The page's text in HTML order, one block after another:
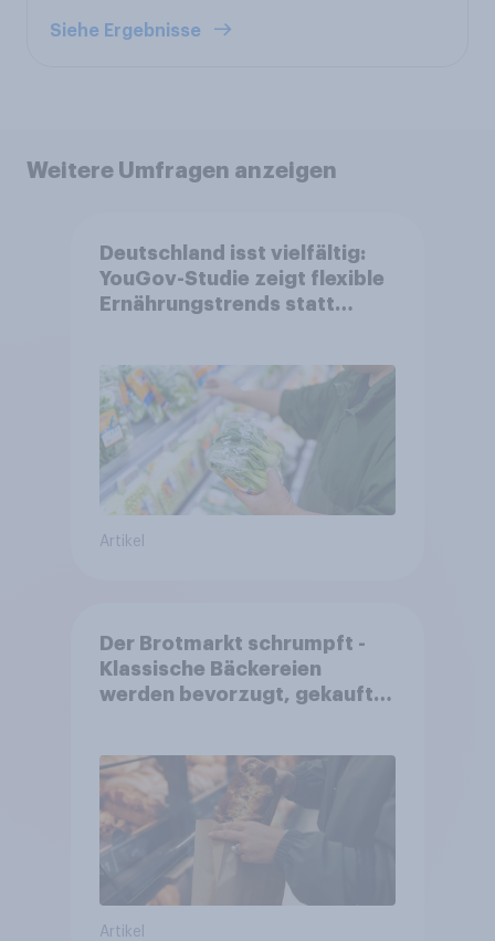
Siehe Ergebnisse
Weitere Umfragen anzeigen
Deutschland isst vielfältig:
YouGov-Studie zeigt flexible
Ernährungstrends statt
Artikel
Der Brotmarkt schrumpft -
Klassische Bäckereien
werden bevorzugt, gekauft
Artikel